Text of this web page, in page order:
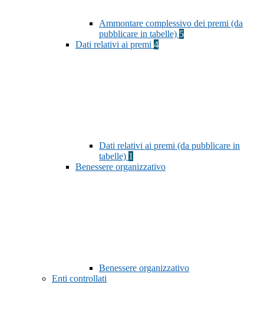
Ammontare complessivo dei premi (da
pubblicare in tabelle) 5
Dati relativi ai premi 4
Dati relativi ai premi (da pubblicare in
tabelle) 1
Benessere organizzativo
Benessere organizzativo
Enti controllati